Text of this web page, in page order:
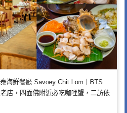
海鮮餐廳 Savoey Chit Lom｜BTS
店，四面佛附近必吃咖哩蟹，二訪依